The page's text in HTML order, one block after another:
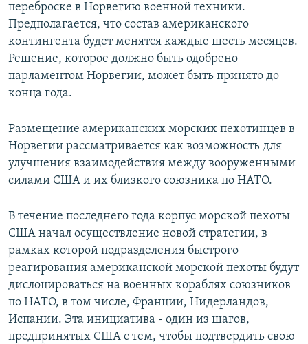
переброске в Норвегию военной техники.
Предполагается, что состав американского
контингента будет менятся каждые шесть месяцев.
Решение, которое должно быть одобрено
парламентом Норвегии, может быть принято до
конца года.
Размещение американских морских пехотинцев в
Норвегии рассматривается как возможность для
улучшения взаимодействия между вооруженными
силами США и их близкого союзника по НАТО.
В течение последнего года корпус морской пехоты
США начал осуществление новой стратегии, в
рамках которой подразделения быстрого
реагирования американской морской пехоты будут
дислоцироваться на военных кораблях союзников
по НАТО, в том числе, Франции, Нидерландов,
Испании. Эта инициатива - один из шагов,
предпринятых США с тем, чтобы подтвердить свою